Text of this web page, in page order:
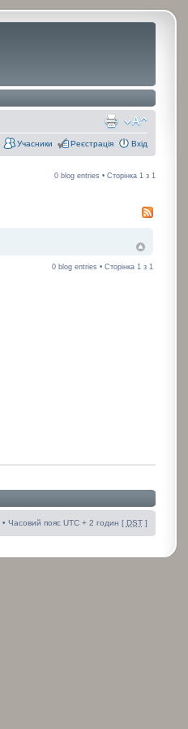
Учасники Реєстрація Вхід
0 blog entries • Сторінка 1з 1
0 blog entries • Сторінка1 з1
• Часовий пояс UTC + 2 годин [ DST]